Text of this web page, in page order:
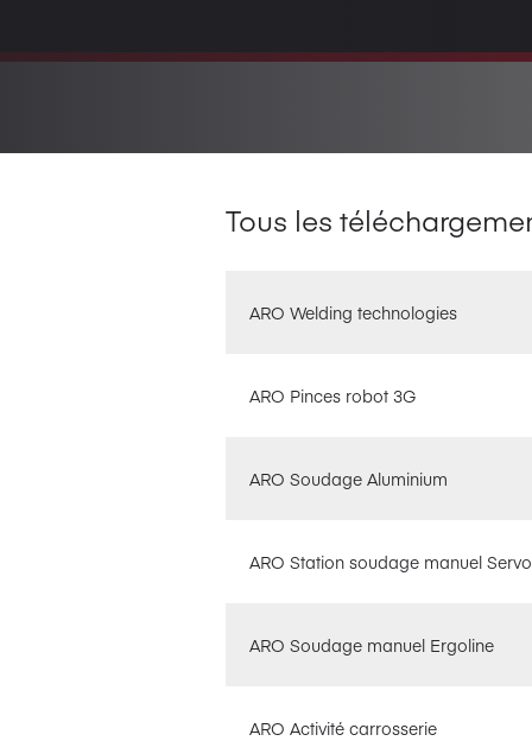
Tous les
ARO Welding technologies
ARO Pinces robot 3G
ARO Soudage Aluminium
ARO Station soudage manuel
ARO Soudage manuel Ergoline
ARO Activité carrosserie